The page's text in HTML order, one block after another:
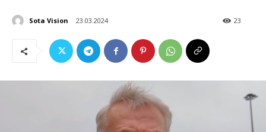
Sota Vision 23.03.2024 23